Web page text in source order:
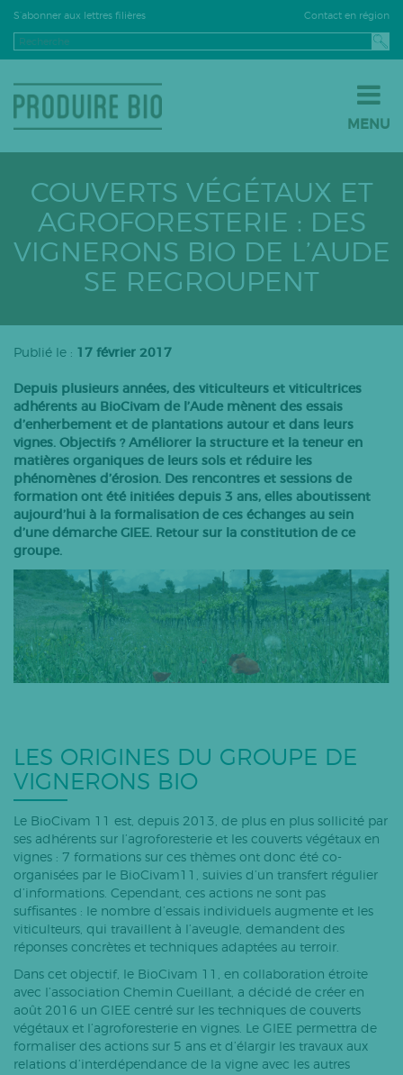
S’abonner aux lettres filières Contact en région
MENU
JE VENDS EN BIO
LE BIO PAR FILIÈRE
Grandes cultures
Fruits
Viticulture
Semences
Bovins lait
Caprins
Bovins-ovins viande
Porcs
Volailles
Autres
Tous les articles
COUVERTS VÉGÉTAUX ET
AGROFORESTERIE : DES
VIGNERONS BIO DE L’AUDE
SE REGROUPENT
Publié le : 17 février 2017
Depuis plusieurs années, des viticulteurs et viticultrices
adhérents au BioCivam de l’Aude mènent des essais
d’enherbement et de plantations autour et dans leurs
vignes. Objectifs ? Améliorer la structure et la teneur en
matières organiques de leurs sols et réduire les
phénomènes d’érosion. Des rencontres et sessions de
formation ont été initiées depuis 3 ans, elles aboutissent
aujourd’hui à la formalisation de ces échanges au sein
d’une démarche GIEE. Retour sur la constitution de ce
groupe.
LES ORIGINES DU GROUPE DE
VIGNERONS BIO
Le BioCivam 11 est, depuis 2013, de plus en plus sollicité par
ses adhérents sur l’agroforesterie et les couverts végétaux en
vignes : 7 formations sur ces thèmes ont donc été co-
organisées par le BioCivam11, suivies d’un transfert régulier
d’informations. Cependant, ces actions ne sont pas
suffisantes : le nombre d’essais individuels augmente et les
viticulteurs, qui travaillent à l’aveugle, demandent des
réponses concrètes et techniques adaptées au terroir.
Dans cet objectif, le BioCivam 11, en collaboration étroite
avec l’association Chemin Cueillant, a décidé de créer en
août 2016 un GIEE centré sur les techniques de couverts
végétaux et l’agroforesterie en vignes. Le GIEE permettra de
formaliser des actions sur 5 ans et d’élargir les travaux aux
relations d’interdépendance de la vigne avec les autres